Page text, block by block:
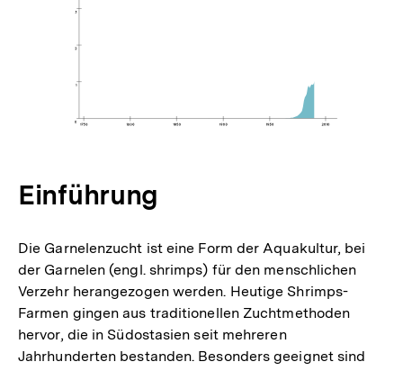
Einführung
Die Garnelenzucht ist eine Form der Aquakultur, bei
der Garnelen (engl. shrimps) für den menschlichen
Verzehr herangezogen werden. Heutige Shrimps-
Farmen gingen aus traditionellen Zuchtmethoden
hervor, die in Südostasien seit mehreren
Jahrhunderten bestanden. Besonders geeignet sind